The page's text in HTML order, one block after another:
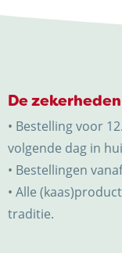
De
• Bestelling voor
volgende dag in
• Bestellingen
• Alle
traditie.